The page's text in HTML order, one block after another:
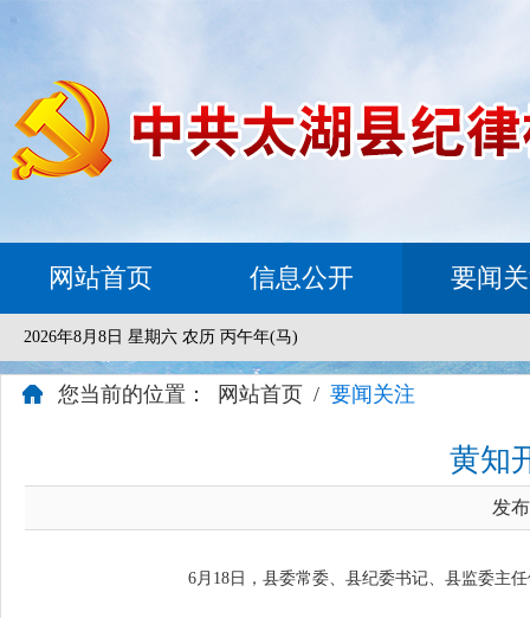
网站首页 信息公开 要闻
2026年8月8日 星期六 农历 丙午年(马)
您当前的位置： 网站首页 / 要闻关注
黄知
发
6月18日，县委常委、县纪委书记、县监委主